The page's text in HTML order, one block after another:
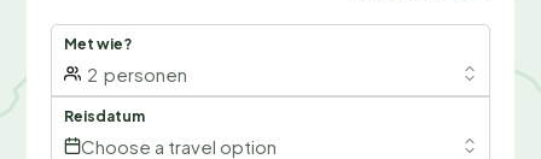
Met wie?
2 personen
Reisdatum
Choose a travel option